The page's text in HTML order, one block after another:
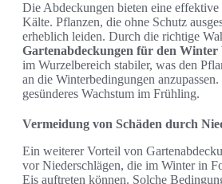
Die Abdeckungen bieten eine effektive
Kälte. Pflanzen, die ohne Schutz
erheblich leiden. Durch die richtige
Gartenabdeckungen für den Winter
im Wurzelbereich stabiler, was den
an die Winterbedingungen
gesünderes Wachstum im Frühling.
Vermeidung von Schäden durch
Ein weiterer Vorteil von
vor Niederschlägen, die im Winter in
Eis auftreten können. Solche